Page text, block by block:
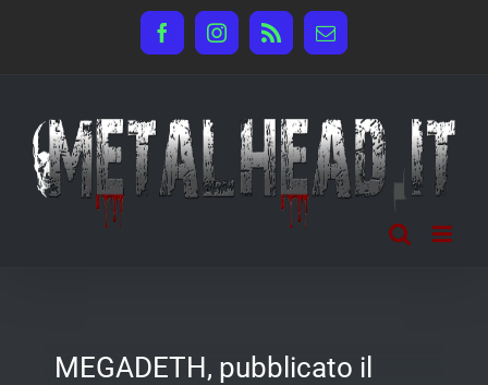
FacebookInstagram
Rss Email
MEGADETH, pubblicato il